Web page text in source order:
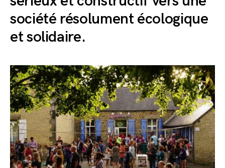
société résolument écologique
et solidaire.